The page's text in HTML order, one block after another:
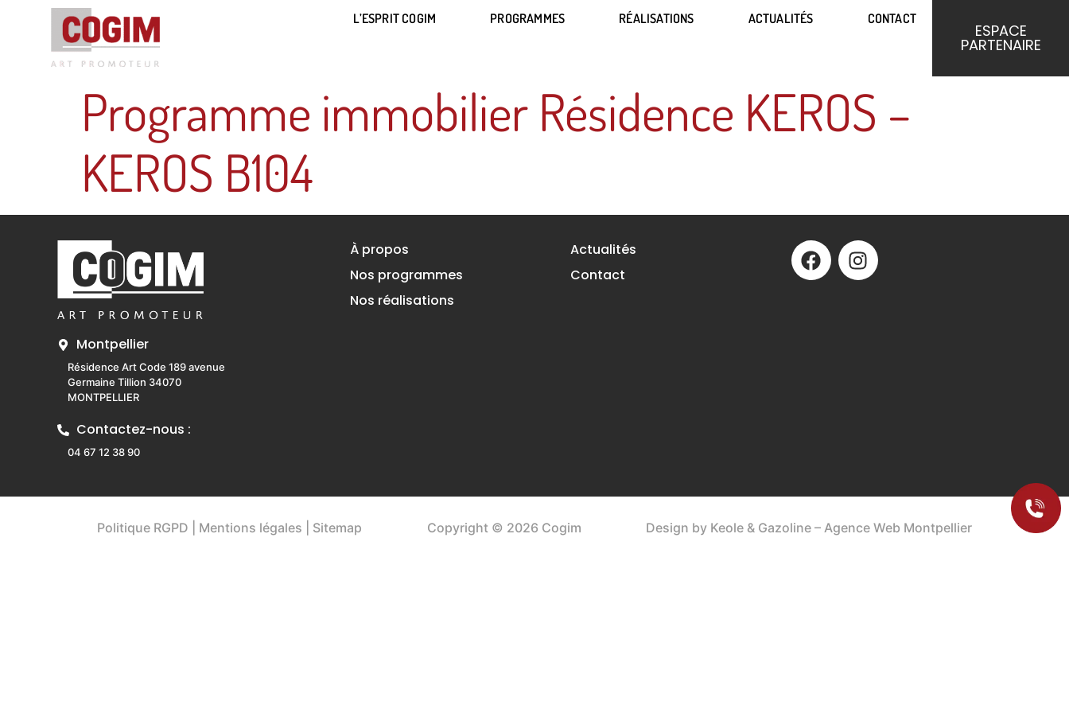
L’ESPRIT COGIM PROGRAMMES RÉALISATIONS ACTUALITÉS CONTACT
ESPACE
PARTENAIRE
L’ESPRIT COGIM PROGRAMMES RÉALISATIONS ACTUALITÉS CONTACT
ESPACE
PARTENAIRE
Programme immobilier Résidence KEROS –
KEROS B104
Montpellier
Résidence Art Code 189 avenue
Germaine Tillion 34070
MONTPELLIER
Contactez-nous :
04 67 12 38 90
À propos
Nos programmes
Nos réalisations
Actualités
Contact
Politique RGPD Mentions légales Sitemap Copyright © 2026 Cogim Design by Keole & Gazoline – Agence Web Montpellier